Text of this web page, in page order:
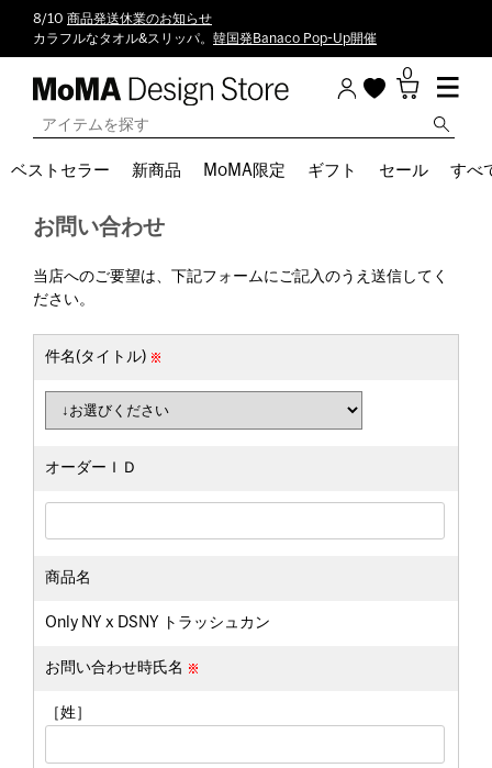
8/10 商品発送休業のお知らせ
カラフルなタオル&スリッパ。 韓国発Banaco Pop-Up開催
0
ベストセラー 新商品 MoMA限定 ギフト セール すべ
お問い合わせ
当店へのご要望は、下記フォームにご記入のうえ送信してく
ださい。
件名(タイトル)
オーダーＩＤ
商品名
Only NY x DSNY トラッシュカン
お問い合わせ時氏名
［姓］